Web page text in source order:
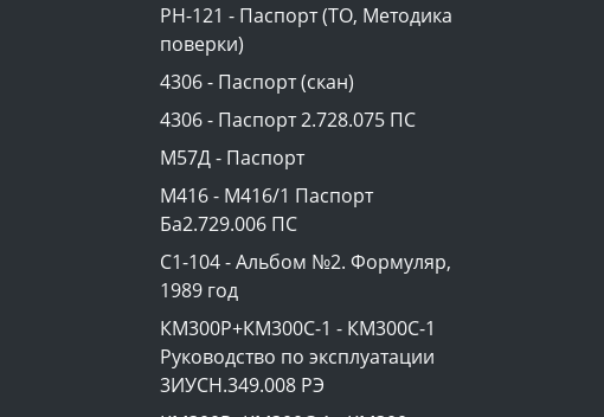
PH-121 - Паспорт (ТО, Методика
поверки)
4306 - Паспорт (скан)
4306 - Паспорт 2.728.075 ПС
М57Д - Паспорт
М416 - М416/1 Паспорт
Ба2.729.006 ПС
C1-104 - Альбом №2. Формуляр,
1989 год
КМ300Р+КМ300С-1 - КМ300C-1
Руководство по эксплуатации
3ИУСН.349.008 РЭ